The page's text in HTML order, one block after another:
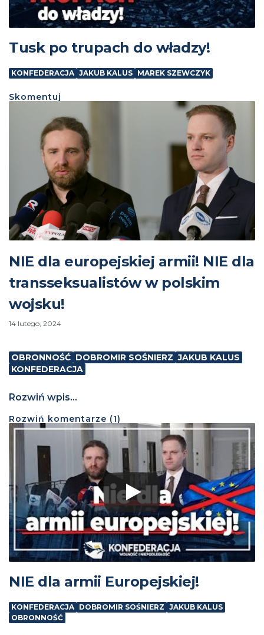
Tusk po trupach do władzy!
KONFEDERACJA JAKUB KALUS MAREK SZEWCZYK
Skomentuj
NIE dla europejskiej armii! NIE dla
transseksualistów w polskim
wojsku!
14 lutego, 2024
OBRONNOŚĆ DOBROMIR SOŚNIERZ JAKUB KALUS
KONFEDERACJA
Rozwiń wpis...
Rozwiń komentarze (1)
NIE dla armii Europejskiej!
KONFEDERACJA DOBROMIR SOŚNIERZ JAKUB KALUS
OBRONNOŚĆ